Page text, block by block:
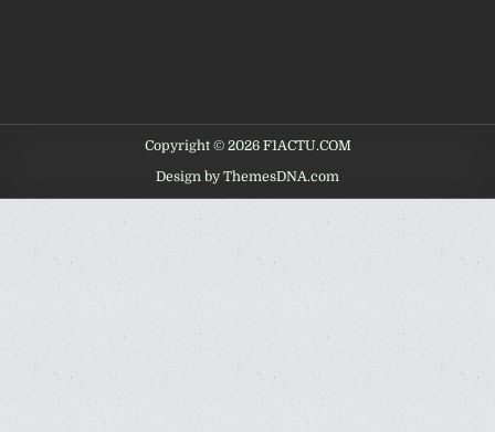
Copyright © 2026 F1ACTU.COM
Design by ThemesDNA.com